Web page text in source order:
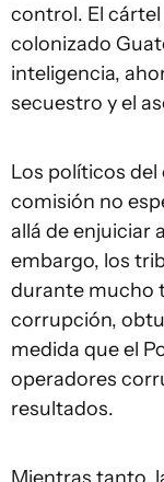
control. El cártel
colonizado
inteligencia,
secuestro y el
Los políticos
comisión no
allá de enjuiciar
embargo, los
durante mucho
corrupción,
medida que el
operadores
resultados.